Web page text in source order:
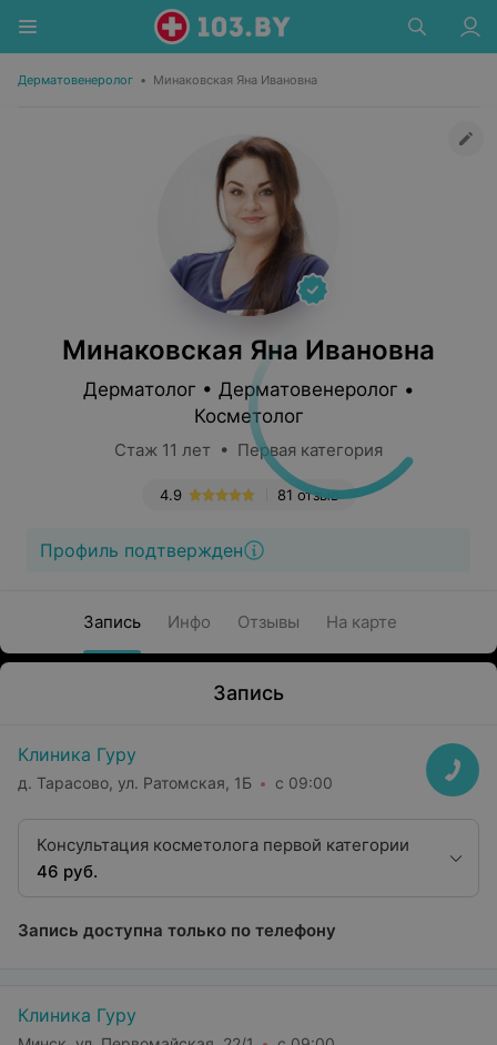
Дерматовенеролог • Минаковская Яна Ивановна
Минаковская Яна Ивановна
Дерматолог • Дерматовенеролог •
Косметолог
Стаж 11 лет • Первая категория
81 отзыв
4.9
Профиль подтвержден
Запись Инфо Отзывы На карте
Запись
Клиника Гуру
д. Тарасово, ул. Ратомская, 1Б с 09:00
Консультация косметолога первой категории
46 руб.
Запись доступна только по телефону
Клиника Гуру